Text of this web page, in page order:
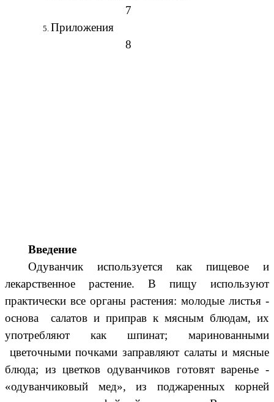
7
Приложения
8
Введение
Одуванчик используется как пищевое и
лекарственное растение. В пищу используют
практически все органы растения: молодые листья -
основа салатов и приправ к мясным блюдам, их
употребляют как шпинат; маринованными
цветочными почками заправляют салаты и мясные
блюда; из цветков одуванчиков готовят варенье -
«одуванчиковый мед», из поджаренных корней